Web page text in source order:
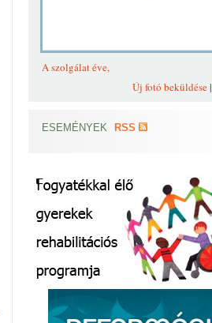
A szolgálat éve,
Új fotó beküldése|
ESEMÉNYEK RSS